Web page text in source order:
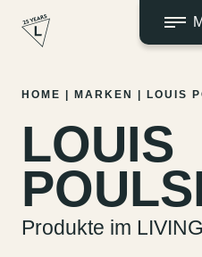
Zum
springen
HOME MARKEN LOUIS
LOUIS
Produkte im